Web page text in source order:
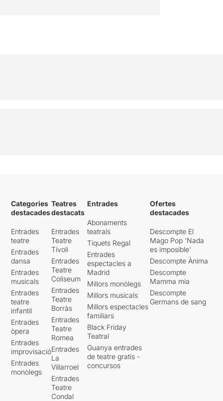
Categories
destacades
Entrades
teatre
Entrades
dansa
Entrades
musicals
Entrades
teatre
infantil
Entrades
òpera
Entrades
improvisació
Entrades
monòlegs
Teatres
destacats
Entrades
Teatre
Tívoli
Entrades
Teatre
Coliseum
Entrades
Teatre
Borràs
Entrades
Teatre
Romea
Entrades
La
Villarroel
Entrades
Teatre
Condal
Entrades
Abonaments
teatrals
Tiquets Regal
Entrades
espectacles a
Madrid
Millors monòlegs
Millors musicals
Millors espectacles
familiars
Black Friday
Teatral
Guanya entrades
de teatre gratis -
concursos
Ofertes
destacades
Descompte El
Mago Pop 'Nada
es imposible'
Descompte Ànima
Descompte
Mamma mia
Descompte
Germans de sang